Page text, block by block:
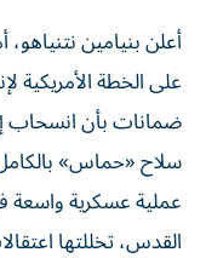
أعلن بنيامين
على الخطة الأمريكية
ضمانات بأن انسحاب
سلاح «حماس»
عملية عسكرية
القدس، تخللتها